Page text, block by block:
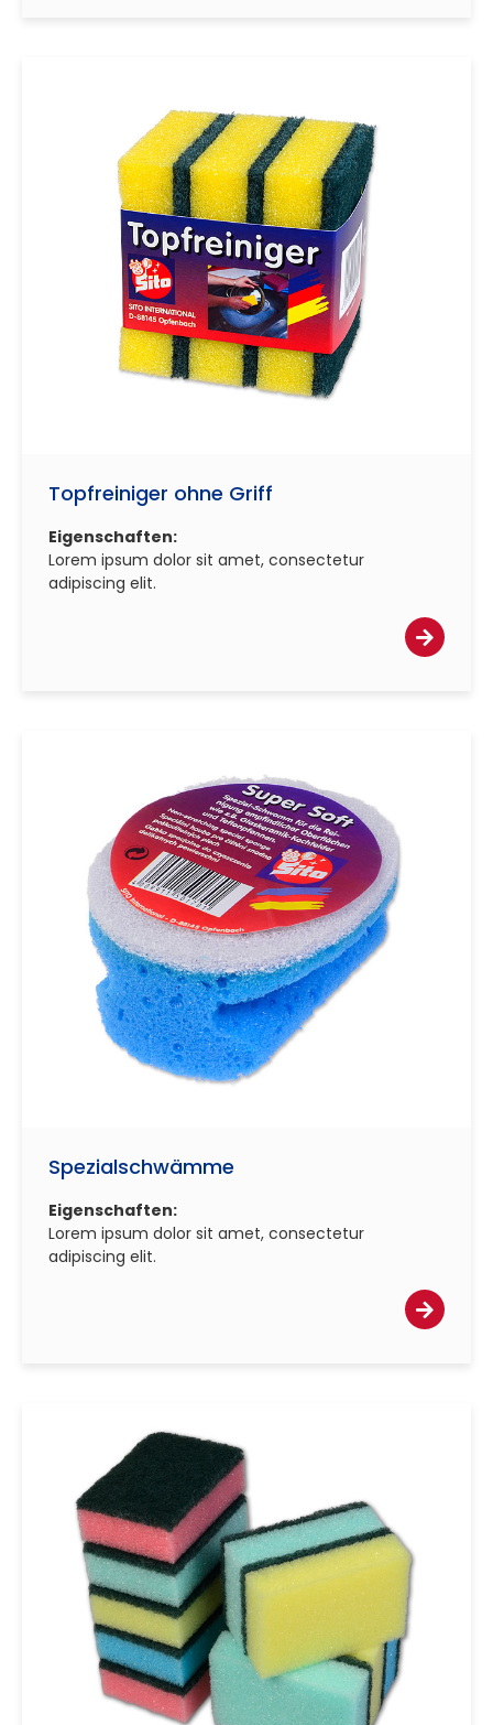
Topfreiniger ohne Griff
Eigenschaften:
Lorem ipsum dolor sit amet, consectetur
adipiscing elit.
Spezialschwämme
Eigenschaften:
Lorem ipsum dolor sit amet, consectetur
adipiscing elit.